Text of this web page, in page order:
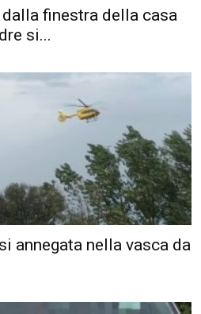
finestra della casa
si...
annegata nella vasca da